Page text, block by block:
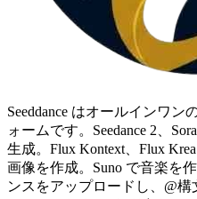
Seeddance はオールインワ
ォームです。Seedance 2、
生成。Flux Kontext、Flux
画像を作成。Suno で音楽を
ンスをアップロードし、@